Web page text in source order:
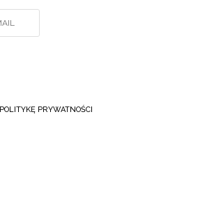
POLITYKĘ PRYWATNOŚCI